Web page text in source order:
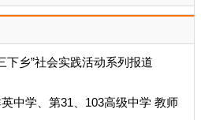
下乡”社会实践活动系列报道
中学、第31、103高级中学 教师